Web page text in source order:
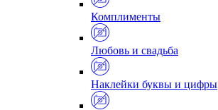
Комплименты
Любовь и свадьба
Наклейки буквы и цифры